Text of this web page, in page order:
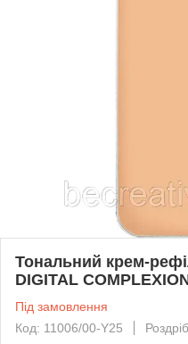
Тональний крем-
DIGITAL
Під замовлення
Код: 11006/00-Y25
Роздріб